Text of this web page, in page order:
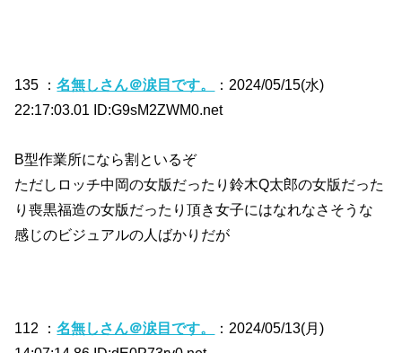
135 ：名無しさん＠涙目です。
：2024/05/15(水)
22:17:03.01 ID:G9sM2ZWM0.net
B型作業所になら割といるぞ
ただしロッチ中岡の女版だったり鈴木Q太郎の女版だった
り喪黒福造の女版だったり頂き女子にはなれなさそうな
感じのビジュアルの人ばかりだが
112 ：名無しさん＠涙目です。
：2024/05/13(月)